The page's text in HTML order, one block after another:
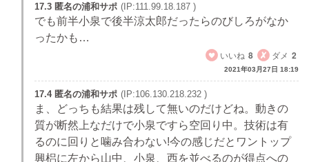
17.3 匿名の浦和サポ (IP:111.99.18.187 )
でも前半小泉で後半涼太郎だったらのびしろがなか
ったかも…
いいね 8 ダメ 2
2021年03月27日 18:19
17.4 匿名の浦和サポ (IP:106.130.218.232 )
ま、どっちも結果は残して無いのだけどね。動きの
質が断然上なだけで小泉ですら空回り中。技術は有
るのに回りと噛み合わない!今の感じだとワントップ
興梠に左から山中、小泉、西を並べるのが得点への